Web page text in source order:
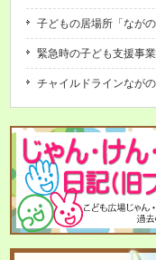
子どもの居場所「なが
緊急時の子ども支援事業
チャイルドラインながの